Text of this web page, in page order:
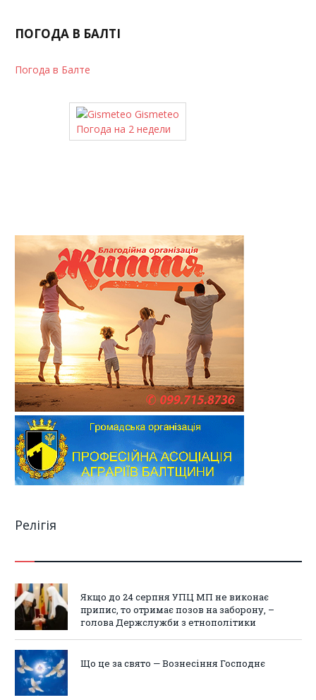
ПОГОДА В БАЛТІ
Погода в Балте
Gismeteo
Погода на 2 недели
Релігія
Якщо до 24 серпня УПЦ МП не виконає
припис, то отримає позов на заборону, –
голова Держслужби з етнополітики
Що це за свято — Вознесіння Господнє